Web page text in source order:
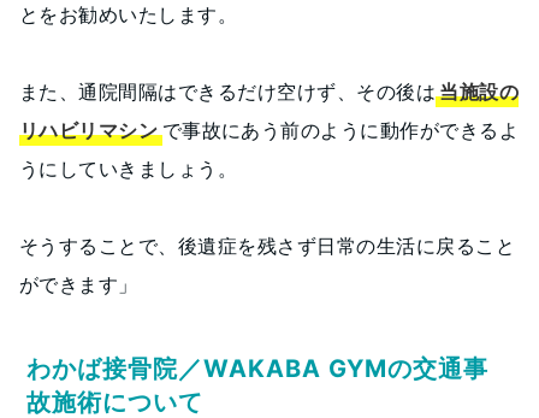
とをお勧めいたします。
また、通院間隔はできるだけ空けず、その後は当施設の
リハビリマシンで事故にあう前のように動作ができるよ
うにしていきましょう。
そうすることで、後遺症を残さず日常の生活に戻ること
ができます」
わかば接骨院／WAKABA GYMの交通事
故施術について